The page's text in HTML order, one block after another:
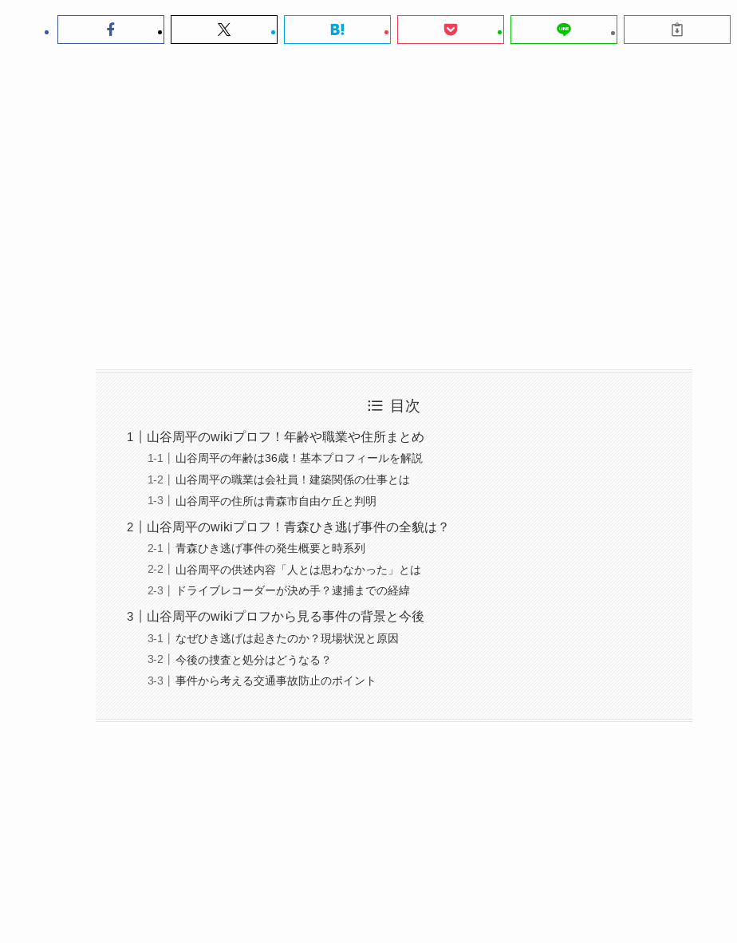
目次
山谷周平のwikiプロフ！年齢や職業や住所まとめ
山谷周平の年齢は36歳！基本プロフィールを解説
山谷周平の職業は会社員！建築関係の仕事とは
山谷周平の住所は青森市自由ケ丘と判明
山谷周平のwikiプロフ！青森ひき逃げ事件の全貌は？
青森ひき逃げ事件の発生概要と時系列
山谷周平の供述内容「人とは思わなかった」とは
ドライブレコーダーが決め手？逮捕までの経緯
山谷周平のwikiプロフから見る事件の背景と今後
なぜひき逃げは起きたのか？現場状況と原因
今後の捜査と処分はどうなる？
事件から考える交通事故防止のポイント